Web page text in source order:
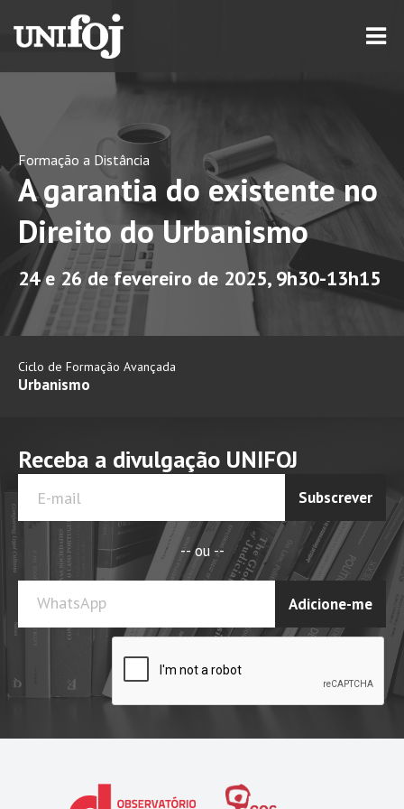
Formação a Distância
A garantia do existente no
Direito do Urbanismo
24 e 26 de fevereiro de 2025, 9h30-13h15
Ciclo de Formação Avançada
Urbanismo
Receba a divulgação UNIFOJ
Subscrever
-- ou --
WhatsApp Adicione-me